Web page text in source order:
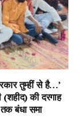
तुम्हीं से है…’
की दरगाह
बंधा समा